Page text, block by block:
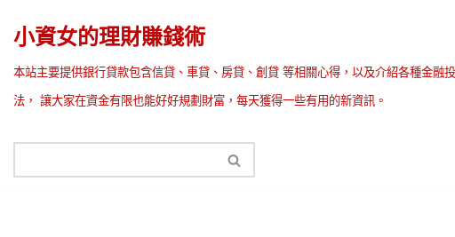
Skip
to
content
小資女的理財賺錢術
本站主要提供銀行貸款包含信貸、車貸、房貸、創貸 等相關心得，以及介紹各種金融
法， 讓大家在資金有限也能好好規劃財富，每天獲得一些有用的新資訊。